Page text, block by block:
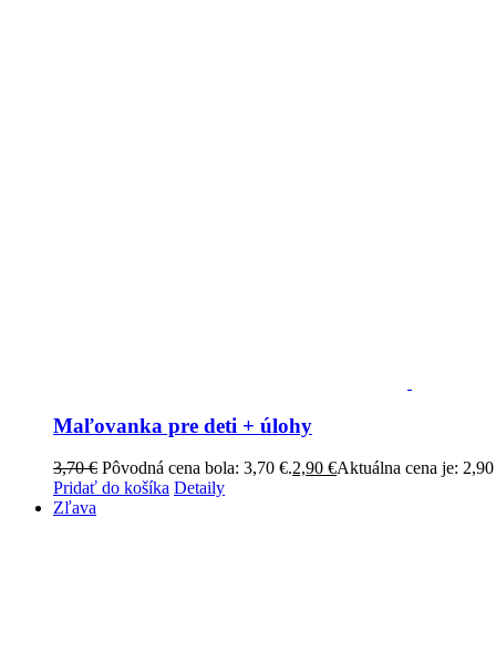
Maľovanka pre deti + úlohy
3,70€ Pôvodná cena bola: 3,70 €.2,90 €Aktuálna cena je:
Pridať do košíka Detaily
Zľava